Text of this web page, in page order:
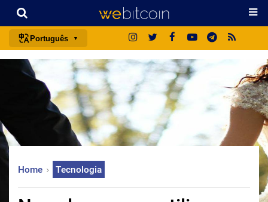
Português
português (BR)
english
español
français
日本語
Home Tecnologia